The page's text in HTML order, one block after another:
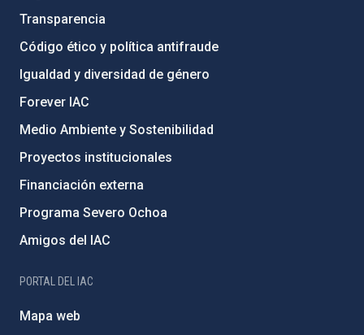
Transparencia
Código ético y política antifraude
Igualdad y diversidad de género
Forever IAC
Medio Ambiente y Sostenibilidad
Proyectos institucionales
Financiación externa
Programa Severo Ochoa
Amigos del IAC
PORTAL DEL IAC
Mapa web